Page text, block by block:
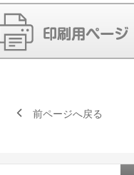
前ページへ戻る